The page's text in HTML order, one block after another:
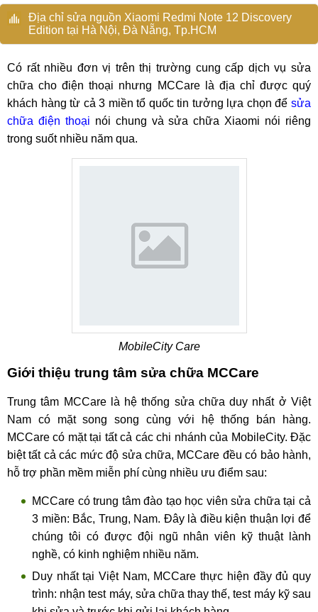
Dấu hiệu khi Redmi Note 12 Discovery Edition hỏng nguồn
12 Discovery Edition
Có rất nhiều nguyên nhân gây ra tình trạng hỏng nguồn
Redmi Note 12 Discovery Edition, tiêu biểu có thể kể đến
sau đây:
Redmi Note 12 Discovery Edition chỉ được nạp năng
Bộ phận nguồn bị lỗi, hỏng do viên pin của máy đã yếu
quá lâu với công suất hơn.
Nguyên nhân khiến Xiaomi Redmi Note 12 Discovery
Quy trình sửa nguồn cho Redmi Note 12
Discovery Edition
Sửa nguồn là một việc khó có thể tự thực hiện ngay tại nhà.
Biện pháp tốt nhất là tìm một cơ sở uy tín để nhận được hỗ
trợ tốt nhất. Sau đây là quy trình sửa nguồn Redmi Note 12
Discovery Edition tại MobileCity.
Bước 1:Tiếp nhận điện thoại, trao đổi và lắng nghe thông
tin mà khách hàng cung cấp.
Bước 2:
Kỹ thuật viên kiểm tra máy, đưa ra phương án thay
sửa cho khách hàng tham khảo.
Địa chỉ sửa nguồn Xiaomi Redmi Note 12 Discovery
Edition tại Hà Nội, Đà Nẵng, Tp.HCM
Có rất nhiều đơn vị trên thị trường cung cấp dịch vụ sửa
chữa cho điện thoại nhưng MCCare là địa chỉ được quý
khách hàng từ cả 3 miền tổ quốc tin tưởng lựa chọn để sửa
chữa điện thoại nói chung và sửa chữa Xiaomi nói riêng
trong suốt nhiều năm qua.
MobileCity Care
Giới thiệu trung tâm sửa chữa MCCare
Trung tâm MCCare là hệ thống sửa chữa duy nhất ở Việt
Nam có mặt song song cùng với hệ thống bán hàng.
MCCare có mặt tại tất cả các chi nhánh của MobileCity. Đặc
biệt tất cả các mức độ sửa chữa, MCCare đều có bảo hành,
hỗ trợ phần mềm miễn phí cùng nhiều ưu điểm sau:
MCCare có trung tâm đào tạo học viên sửa chữa tại cả
3 miền: Bắc, Trung, Nam. Đây là điều kiện thuận lợi để
chúng tôi có được đội ngũ nhân viên kỹ thuật lành
nghề, có kinh nghiệm nhiều năm.
Duy nhất tại Việt Nam, MCCare thực hiện đầy đủ quy
trình: nhận test máy, sửa chữa thay thế, test máy kỹ sau